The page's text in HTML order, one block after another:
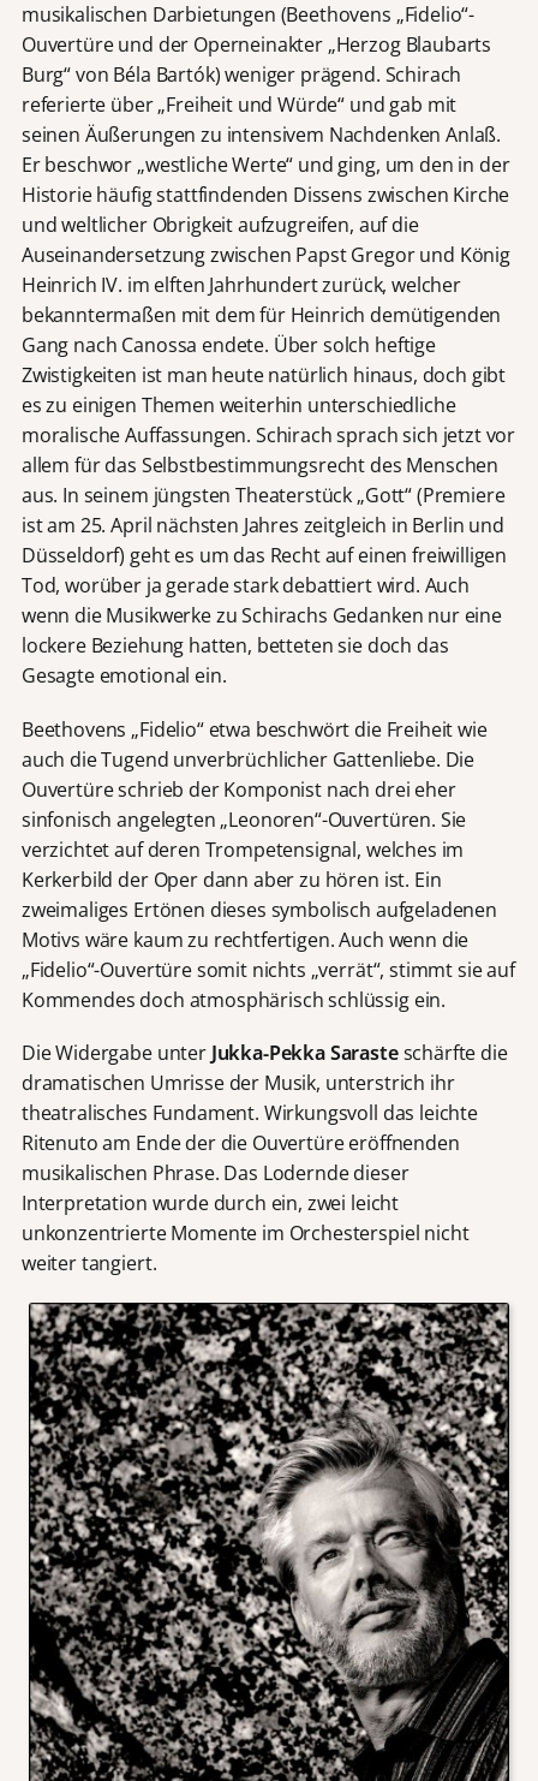
musikalischen Darbietungen (Beethovens „Fidelio“-
Ouvertüre und der Operneinakter „Herzog Blaubarts
Burg“ von Béla Bartók) weniger prägend. Schirach
referierte über „Freiheit und Würde“ und gab mit
seinen Äußerungen zu intensivem Nachdenken Anlaß.
Er beschwor „westliche Werte“ und ging, um den in der
Historie häufig stattfindenden Dissens zwischen Kirche
und weltlicher Obrigkeit aufzugreifen, auf die
Auseinandersetzung zwischen Papst Gregor und König
Heinrich IV. im elften Jahrhundert zurück, welcher
bekanntermaßen mit dem für Heinrich demütigenden
Gang nach Canossa endete. Über solch heftige
Zwistigkeiten ist man heute natürlich hinaus, doch gibt
es zu einigen Themen weiterhin unterschiedliche
moralische Auffassungen. Schirach sprach sich jetzt vor
allem für das Selbstbestimmungsrecht des Menschen
aus. In seinem jüngsten Theaterstück „Gott“ (Premiere
ist am 25. April nächsten Jahres zeitgleich in Berlin und
Düsseldorf) geht es um das Recht auf einen freiwilligen
Tod, worüber ja gerade stark debattiert wird. Auch
wenn die Musikwerke zu Schirachs Gedanken nur eine
lockere Beziehung hatten, betteten sie doch das
Gesagte emotional ein.
Beethovens „Fidelio“ etwa beschwört die Freiheit wie
auch die Tugend unverbrüchlicher Gattenliebe. Die
Ouvertüre schrieb der Komponist nach drei eher
sinfonisch angelegten „Leonoren“-Ouvertüren. Sie
verzichtet auf deren Trompetensignal, welches im
Kerkerbild der Oper dann aber zu hören ist. Ein
zweimaliges Ertönen dieses symbolisch aufgeladenen
Motivs wäre kaum zu rechtfertigen. Auch wenn die
„Fidelio“-Ouvertüre somit nichts „verrät“, stimmt sie auf
Kommendes doch atmosphärisch schlüssig ein.
Die Widergabe unter Jukka-Pekka Sarasteschärfte die
dramatischen Umrisse der Musik, unterstrich ihr
theatralisches Fundament. Wirkungsvoll das leichte
Ritenuto am Ende der die Ouvertüre eröffnenden
musikalischen Phrase. Das Lodernde dieser
Interpretation wurde durch ein, zwei leicht
unkonzentrierte Momente im Orchesterspiel nicht
weiter tangiert.